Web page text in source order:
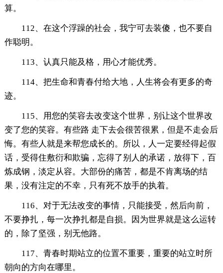
算。
112、在这个浮躁的社会，我宁可去装傻，也不要自
作聪明。
113、认真只能及格，用心才能优秀。
114、把生命和青春付给大地，人生将会有更多的奇
迹。
115、用您的笑容去改变这个世界，别让这个世界改
变了您的笑容。有些路 走下去会很苦很累，但是不走会后
悔。有些人就是来帮您成长的。所以，人一定要经得起假
话，受得住敷衍和欺骗，忘得了别人的承诺，放得下，百
炼成钢，淡定从容。大部份的痛苦，都是不肯离场的结
果，没有注定的不幸，只有死不放手的执着。
116、对于无法改变的事情，只能接受，然后向前，
不要挣扎，每一次挣扎都是自损。因为世界就是这么运转
的，除了坚强，别无他路。
117、青春时期站立的位置不重要，重要的站立时所
朝向的方向在哪里。